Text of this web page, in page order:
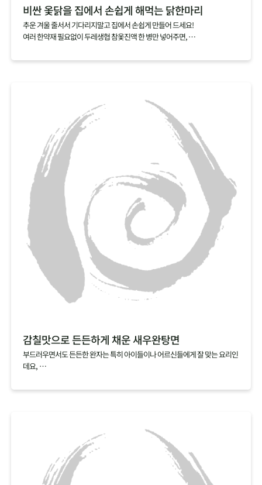
비싼 옻닭을 집에서 손쉽게 해먹는 닭한마리
추운 겨울 줄서서 기다리지말고 집에서 손쉽게 만들어 드세요!
여러 한약재 필요없이 두레생협 참옻진액 한 병만 넣어주면,
있답니다.
감칠맛으로 든든하게 채운 새우완탕면
부드러우면서도 든든한 완자는 특히 아이들이나 어르신들에게 잘 맞는 요리인
데요,
빚지 않고 만드는 새우완탕면을 추천해요.